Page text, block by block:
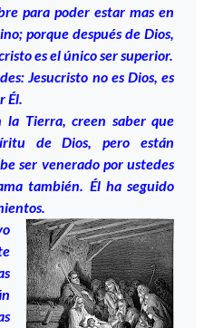
para poder estar mas en
porque después de Dios,
es el único ser superior.
Jesucristo no es Dios, es
Él.
la Tierra, creen saber que
de Dios, pero están
ser venerado por ustedes
también. Él ha seguido